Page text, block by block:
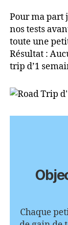
Pour ma part
nos tests
toute une
Résultat :
trip d’1
Chaque